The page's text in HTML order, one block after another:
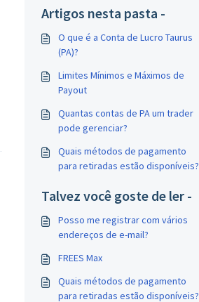
Artigos nesta pasta -
O que é a Conta de Lucro Taurus
(PA)?
Limites Mínimos e Máximos de
Payout
Quantas contas de PA um trader
pode gerenciar?
Quais métodos de pagamento
para retiradas estão disponíveis?
Talvez você goste de ler -
Posso me registrar com vários
endereços de e-mail?
FREES Max
Quais métodos de pagamento
para retiradas estão disponíveis?